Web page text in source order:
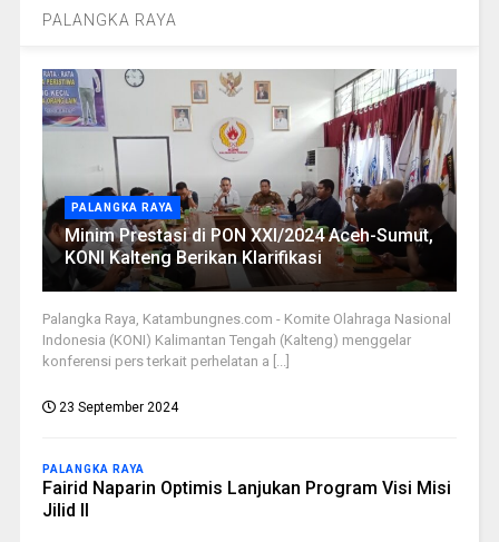
PALANGKA RAYA
PALANGKA RAYA
Minim Prestasi di PON XXI/2024 Aceh-Sumut,
KONI Kalteng Berikan Klarifikasi
Palangka Raya, Katambungnes.com - Komite Olahraga Nasional
Indonesia (KONI) Kalimantan Tengah (Kalteng) menggelar
konferensi pers terkait perhelatan a [...]
23 September 2024
PALANGKA RAYA
Fairid Naparin Optimis Lanjukan Program Visi Misi
Jilid II